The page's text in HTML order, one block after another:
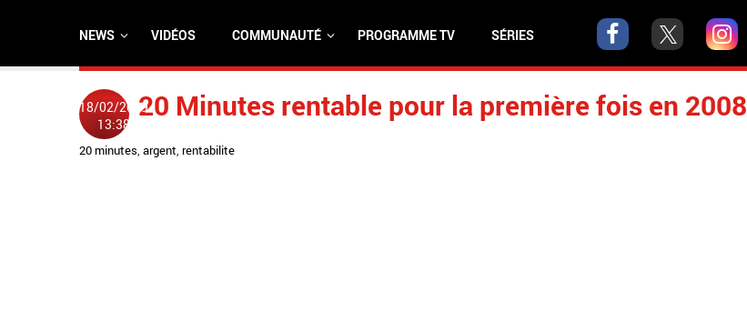
NEWS VIDÉOS COMMUNAUTÉ PROGRAMME TV SÉRIES
18/02/2009
13:38
20 Minutes rentable pour la première fois en 2008
20 minutes, argent, rentabilite